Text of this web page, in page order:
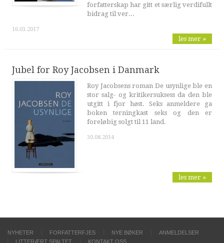
forfatterskap har gitt et særlig verdifullt
bidrag til ver...
16.03.2017
les mer »
Jubel for Roy Jacobsen i Danmark
Roy Jacobsens roman De usynlige ble en
stor salg- og kritikersuksess da den ble
utgitt i fjor høst. Seks anmeldere ga
boken terningkast seks og den er
foreløbig solgt til 11 land.
30.08.2014
les mer »
NYHETER FORFATTERFJES NYE BØKER
ANMELDELSER
LITTERÆRT SPALTET
KONTAKT OSS